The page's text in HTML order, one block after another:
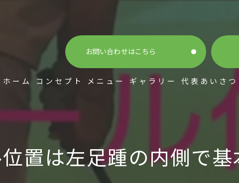
お問い合わせはこちら
ホーム コンセプト メニュー ギャラリー 代表あいさつ
置は左足踵の内側で